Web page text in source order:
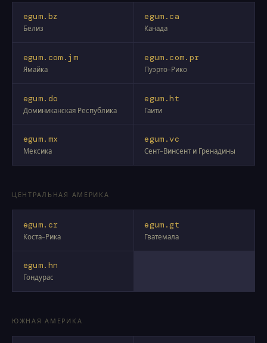
egum.bz
Белиз
egum.ca
Канада
egum.com.jm
Ямайка
egum.com.pr
Пуэрто-Рико
egum.do
Доминиканская Республика
egum.ht
Гаити
egum.mx
Мексика
egum.vc
Сент-Винсент и Гренадины
ЦЕНТРАЛЬНАЯ АМЕРИКА
egum.cr
Коста-Рика
egum.gt
Гватемала
egum.hn
Гондурас
ЮЖНАЯ АМЕРИКА